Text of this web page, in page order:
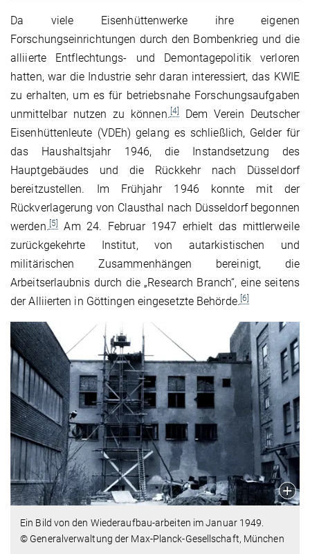
Da viele Eisenhüttenwerke ihre eigenen
Forschungseinrichtungen durch den Bombenkrieg und die
alliierte Entflechtungs- und Demontagepolitik verloren
hatten, war die Industrie sehr daran interessiert, das KWIE
zu erhalten, um es für betriebsnahe Forschungsaufgaben
unmittelbar nutzen zu können. [4]
Dem Verein Deutscher
Eisenhüttenleute (VDEh) gelang es schließlich, Gelder für
das Haushaltsjahr 1946, die Instandsetzung des
Hauptgebäudes und die Rückkehr nach Düsseldorf
bereitzustellen. Im Frühjahr 1946 konnte mit der
Rückverlagerung von Clausthal nach Düsseldorf begonnen
werden. [5]
Am 24. Februar 1947 erhielt das mittlerweile
zurückgekehrte Institut, von autarkistischen und
militärischen Zusammenhängen bereinigt, die
Arbeitserlaubnis durch die „Research Branch“, eine seitens
der Alliierten in Göttingen eingesetzte Behörde. [6]
Ein Bild von den Wiederaufbau-arbeiten im Januar 1949.
© Generalverwaltung der Max-Planck-Gesellschaft, München